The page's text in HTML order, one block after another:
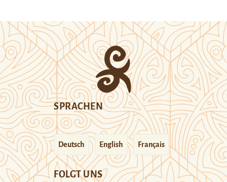
SPRACHEN
Deutsch English Français
FOLGT UNS